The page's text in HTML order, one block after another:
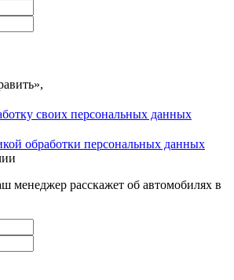
своих персональных данных
обработки персональных данных
менеджер расскажет об автомобилях в